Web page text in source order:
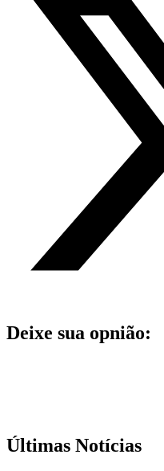
Deixe sua opnião:
Últimas Notícias